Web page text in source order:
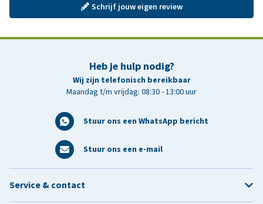
Schrijf jouw eigen review
Heb je hulp nodig?
Wij zijn telefonisch bereikbaar
Maandag t/m vrijdag: 08:30 - 13:00 uur
Stuur ons een WhatsApp bericht
Stuur ons een e-mail
Service & contact